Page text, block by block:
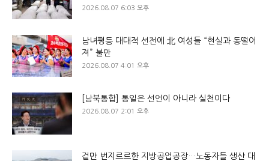
2026.08.07 6:03 오후
남녀평등 대대적 선전에 北 여성들 “현실과 동떨어
져” 불만
2026.08.07 4:01 오후
[남북통합] 통일은 선언이 아니라 실천이다
2026.08.07 2:01 오후
겉만 번지르르한 지방공업공장…노동자들 생산 대